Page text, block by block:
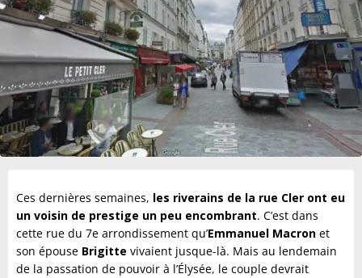
Ces dernières semaines, les riverains de la rue Cler ont eu
un voisin de prestige un peu encombrant. C’est dans
cette rue du 7e arrondissement qu’Emmanuel Macron et
son épouse Brigitte vivaient jusque-là. Mais au lendemain
de la passation de pouvoir à l’Élysée, le couple devrait